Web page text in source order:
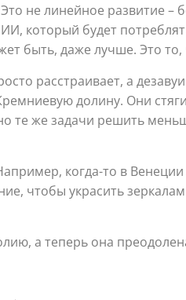
не линейное развитие
который будет
быть, даже лучше. Это
расстраивает, а
долину. Они
те же задачи решить
когда-то в
чтобы украсить
а теперь она